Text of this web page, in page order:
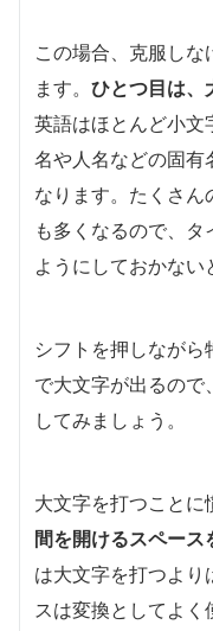
この場合、克服しな
ます。 ひとつ目は、
英語はほとんど小文
名や人名などの固有
なります。たくさん
も多くなるので、
ようにしておかない
シフトを押しながら
で大文字が出るので
してみましょう。
大文字を打つことに
間を開けるスペース
は大文字を打つより
スは変換としてよ